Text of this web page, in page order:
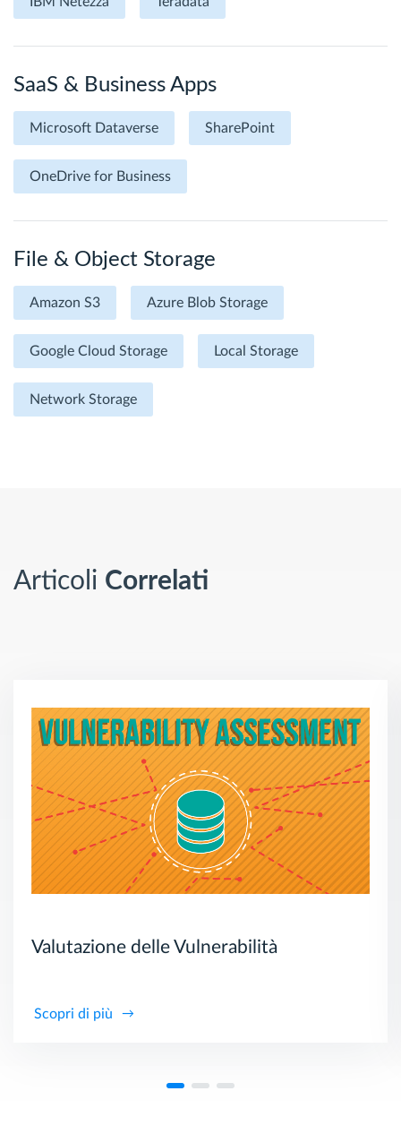
SaaS & Business Apps
Microsoft Dataverse SharePoint
OneDrive for Business
File & Object Storage
Amazon S3 Azure Blob Storage
Google Cloud Storage Local Storage
Network Storage
Articoli Correlati
Valutazione delle Vulnerabilità
Scopri di più